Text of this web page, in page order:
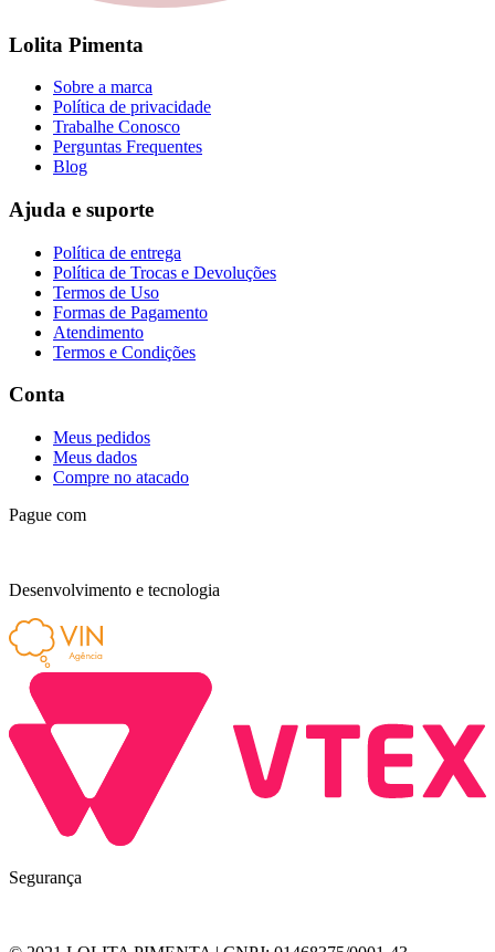
Lolita Pimenta
Sobre a marca
Política de privacidade
Trabalhe Conosco
Perguntas Frequentes
Blog
Ajuda e suporte
Política de entrega
Política de Trocas e Devoluções
Termos de Uso
Formas de Pagamento
Atendimento
Termos e Condições
Conta
Meus pedidos
Meus dados
Compre no atacado
Pague com
Desenvolvimento e tecnologia
Segurança